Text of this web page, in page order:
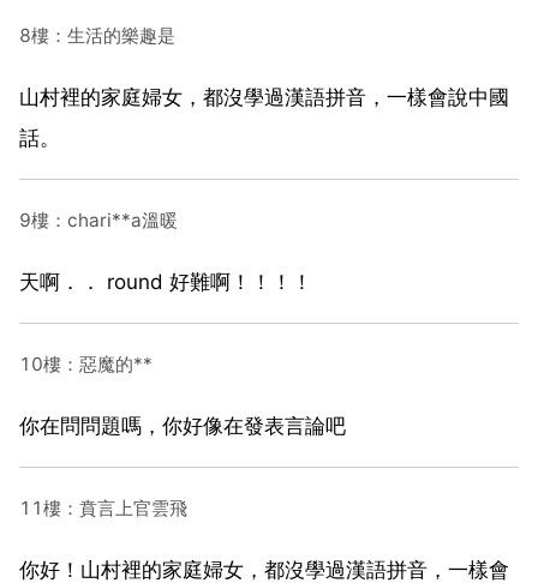
8樓：生活的樂趣是
山村裡的家庭婦女，都沒學過漢語拼音，一樣會說中國
話。
9樓：chari**a溫暖
天啊．． round 好難啊！！！！
10樓：惡魔的**
你在問問題嗎，你好像在發表言論吧
11樓：賁言上官雲飛
你好！山村裡的家庭婦女，都沒學過漢語拼音，一樣會